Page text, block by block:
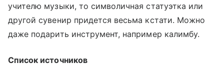
учителю музыки, то символичная статуэтка или
другой сувенир придется весьма кстати. Можно
даже подарить инструмент, например калимбу.
Список источников